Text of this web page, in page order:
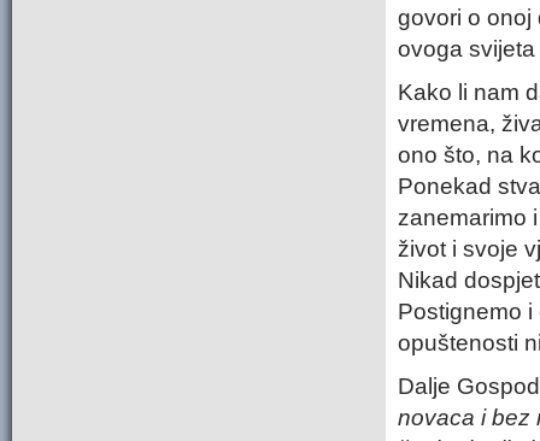
govori o onoj
ovoga
Kako li nam
vremena,
ono što, na
Ponekad
zanemarimo
život i svoje
Nikad
Postignemo
opuštenosti
Dalje
novaca i bez